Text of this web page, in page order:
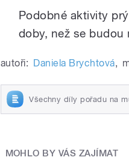
Podobné aktivity
doby, než se
autoři: Daniela Brychtová,
Všechny díly pořadu na
MOHLO BY VÁS ZAJÍMAT